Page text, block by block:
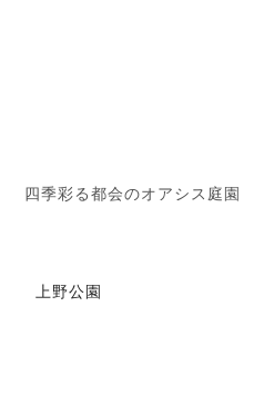
四季彩る都会のオアシス庭園
上野公園